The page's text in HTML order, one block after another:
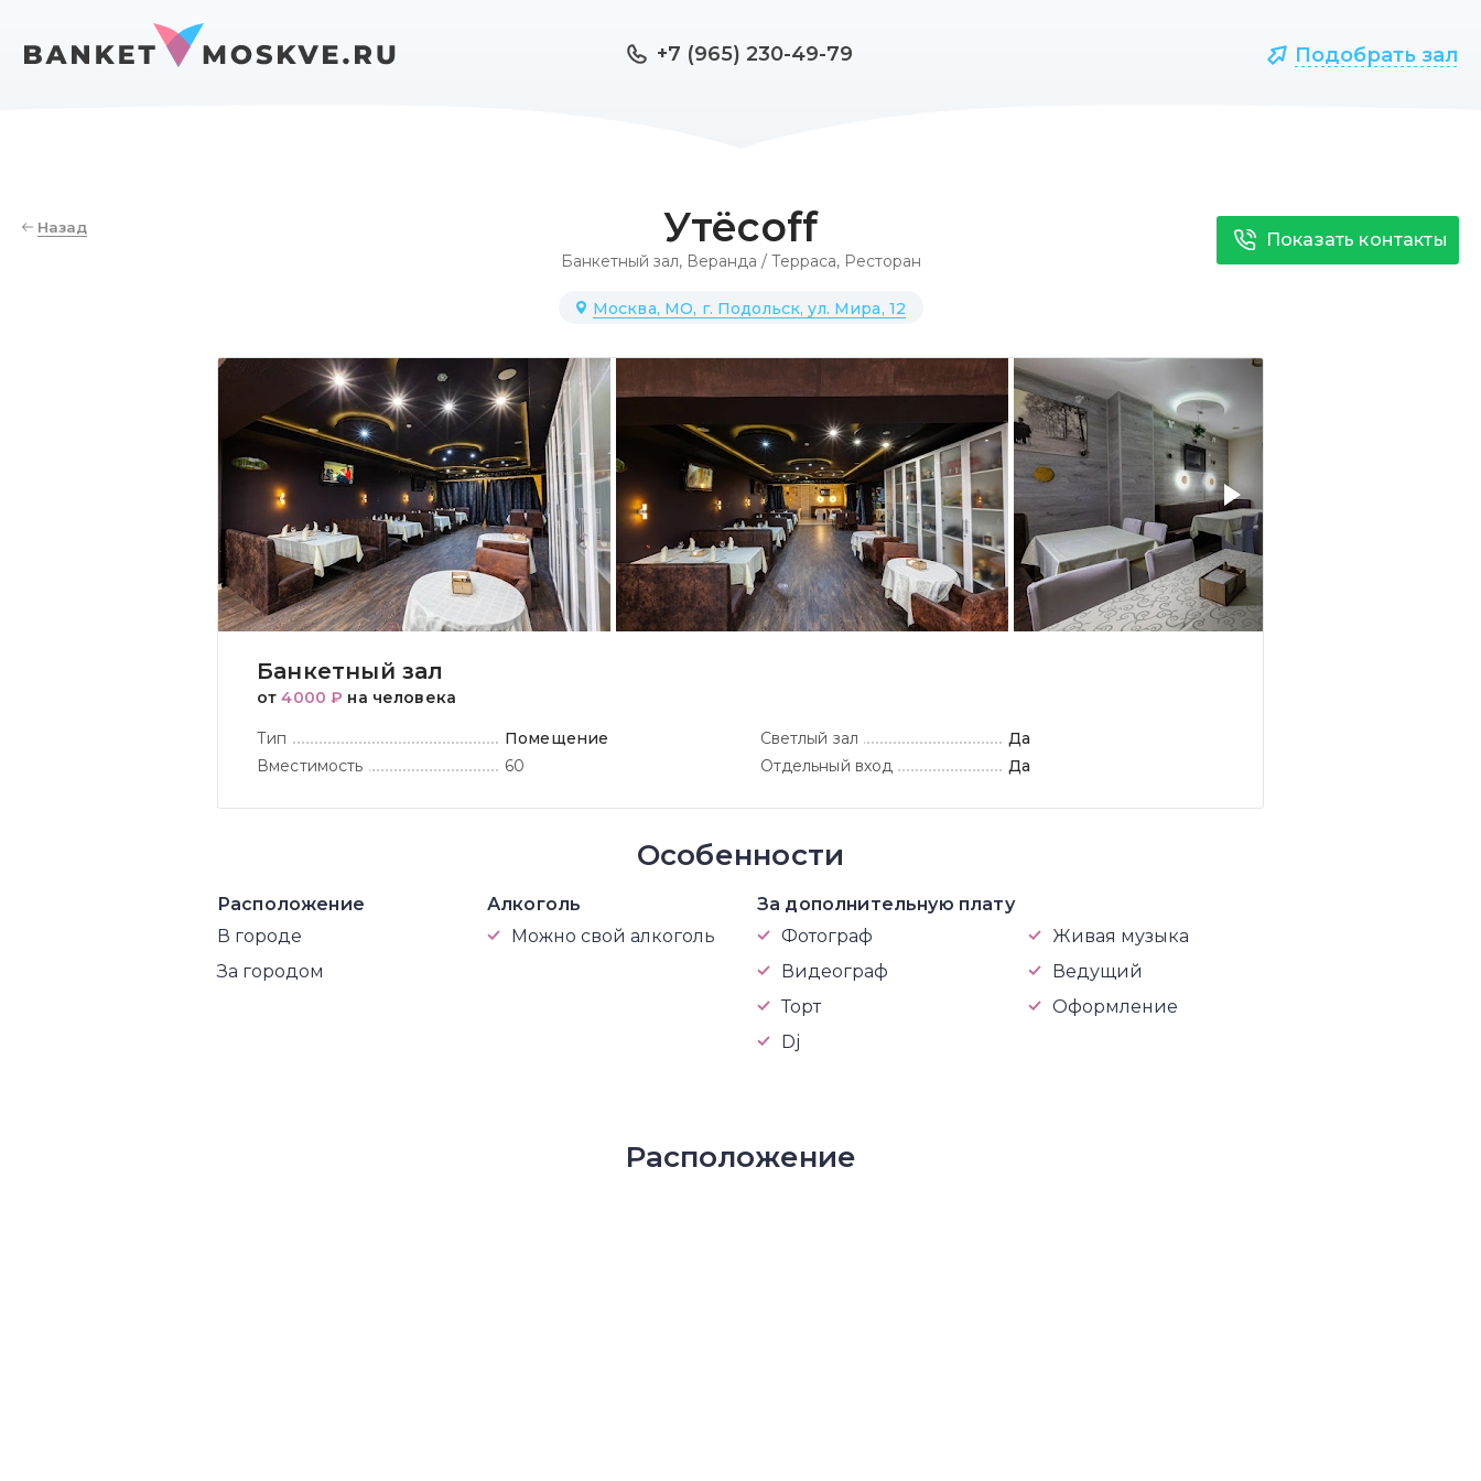
+7 (965) 230-49-79 Подобрать зал
Назад Утёсоff
Банкетный зал, Веранда / Терраса, Ресторан
Москва, МО, г. Подольск, ул. Мира, 12
Показать контакты
Банкетный зал
от4000 ₽ на человека
Тип
Помещение
Вместимость
60
Светлый зал
Да
Отдельный вход
Да
Особенности
Расположение
В городе
За городом
Алкоголь
Можно свой алкоголь
За дополнительную плату
Фотограф
Видеограф
Торт
Dj
Живая музыка
Ведущий
Оформление
Расположение